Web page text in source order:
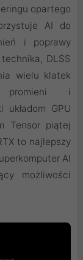
opartego
AI do
i poprawy
DLSS
wielu klatek
promieni i
GPU
Tensor piątej
to najlepszy
AI
możliwości